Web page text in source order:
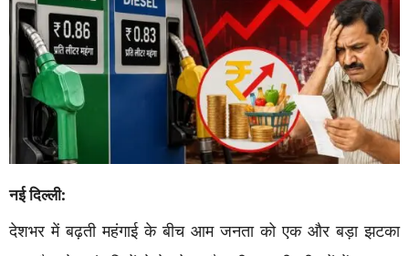
नई दिल्ली:
देशभर में बढ़ती महंगाई के बीच आम जनता को एक और बड़ा झटका